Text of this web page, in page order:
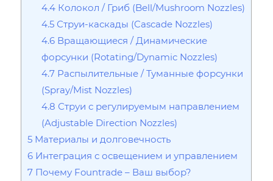
4.4 Колокол / Гриб (Bell/Mushroom Nozzles)
4.5 Струи-каскады (Cascade Nozzles)
4.6 Вращающиеся / Динамические
форсунки (Rotating/Dynamic Nozzles)
4.7 Распылительные / Туманные форсунки
(Spray/Mist Nozzles)
4.8 Струи с регулируемым направлением
(Adjustable Direction Nozzles)
5 Материалы и долговечность
6 Интеграция с освещением и управлением
7 Почему Fountrade – Ваш выбор?